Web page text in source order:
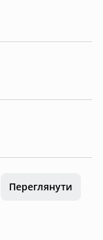
Переглянути